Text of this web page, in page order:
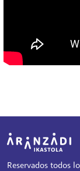
Irudia
Reservados todos